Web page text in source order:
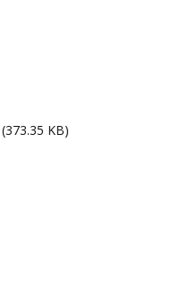
(373.35 KB)